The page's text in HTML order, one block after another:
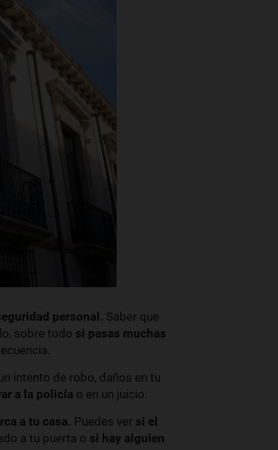
personal. Saber que
sobre todo si pasas muchas
intento de robo, daños en tu
a la policía o en un juicio.
a tu casa. Puedes ver si el
a tu puerta o si hay alguien